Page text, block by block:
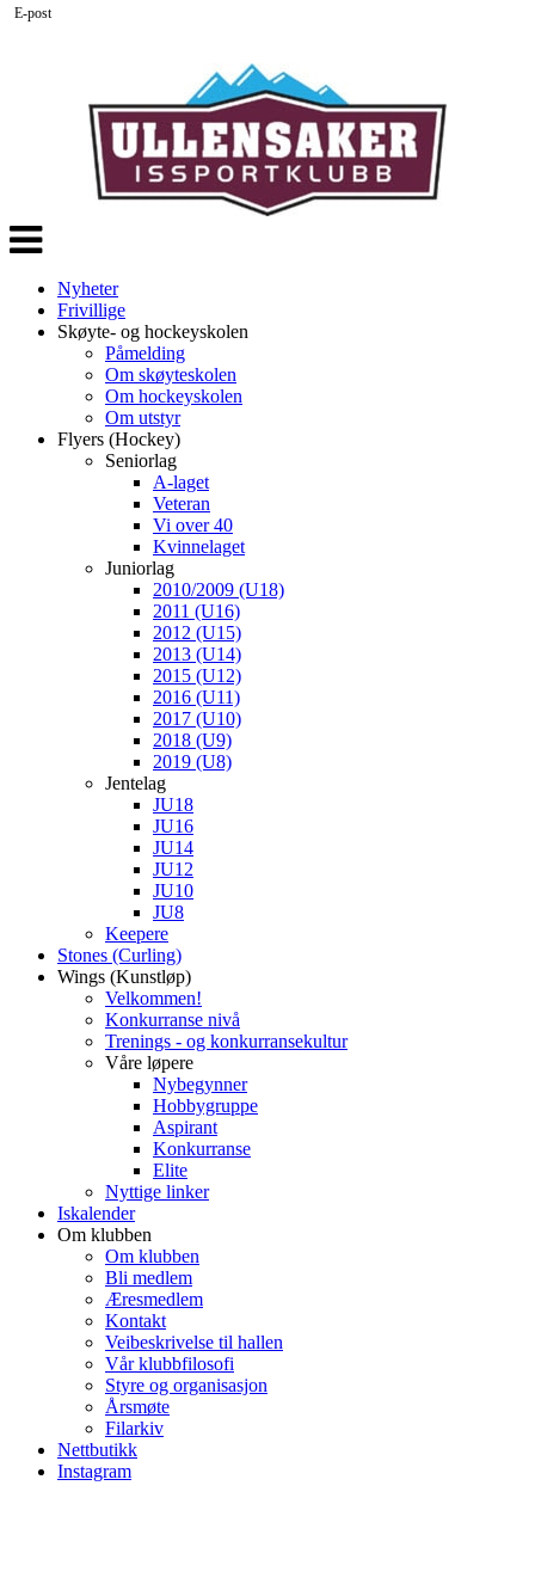
Veksle
navigasjon
Nyheter
Frivillige
Skøyte- og hockeyskolen
Påmelding
Om skøyteskolen
Om hockeyskolen
Om utstyr
Flyers (Hockey)
Seniorlag
A-laget
Veteran
Vi over 40
Kvinnelaget
Juniorlag
2010/2009 (U18)
2011 (U16)
2012 (U15)
2013 (U14)
2015 (U12)
2016 (U11)
2017 (U10)
2018 (U9)
2019 (U8)
Jentelag
JU18
JU16
JU14
JU12
JU10
JU8
Keepere
Stones (Curling)
Wings (Kunstløp)
Velkommen!
Konkurranse nivå
Trenings - og konkurransekultur
Våre løpere
Nybegynner
Hobbygruppe
Aspirant
Konkurranse
Elite
Nyttige linker
Iskalender
Om klubben
Om klubben
Bli medlem
Æresmedlem
Kontakt
Veibeskrivelse til hallen
Vår klubbfilosofi
Styre og organisasjon
Årsmøte
Filarkiv
Nettbutikk
Instagram
E-post